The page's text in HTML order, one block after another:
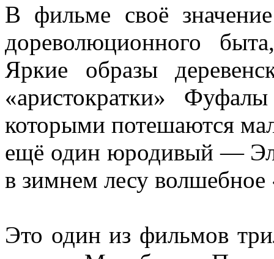
В фильме своё значение
дореволюционного
Яркие образы
«аристократки»
которыми потешаются
ещё один юродивый —
в зимнем лесу волшебное
Это один из фильмов